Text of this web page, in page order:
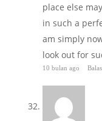
place else
in such a
am simply
look out for
10 bulan ago Balas